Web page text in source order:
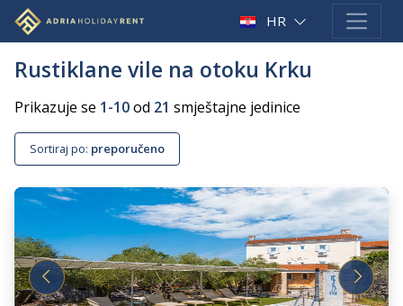
HR
Rustiklane vile na otoku Krku
Prikazuje se 1-10od 21 smještajne jedinice
Sortiraj po: preporučeno